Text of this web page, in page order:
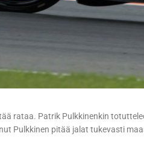
rataa. Patrik Pulkkinenkin
Pulkkinen pitää jalat tukevasti